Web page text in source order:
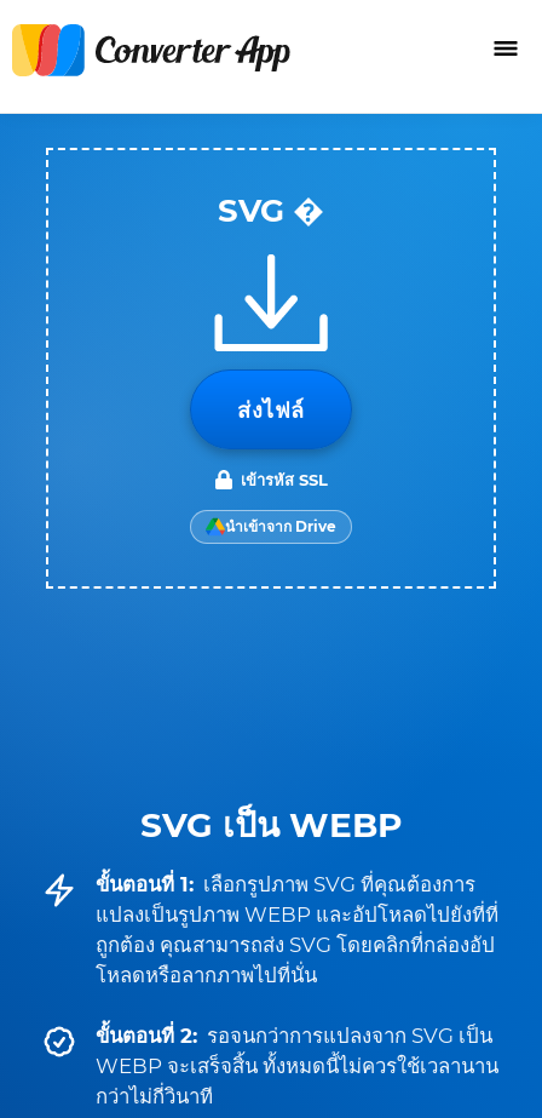
SVG เป็น WEBP
ขั้นตอนที่ 1: เลือกรูปภาพ SVG ที่คุณต้องการ
แปลงเป็นรูปภาพ WEBP และอัปโหลดไปยังที่ที่
ถูกต้อง คุณสามารถส่ง SVG โดยคลิกที่กล่องอัป
โหลดหรือลากภาพไปที่นั่น
ขั้นตอนที่ 2: รอจนกว่าการแปลงจาก SVG เป็น
WEBP จะเสร็จสิ้น ทั้งหมดนี้ไม่ควรใช้เวลานาน
กว่าไม่กี่วินาที
SVG �
ส่งไฟล์
เข้ารหัส SSL
นำเข้าจาก Drive